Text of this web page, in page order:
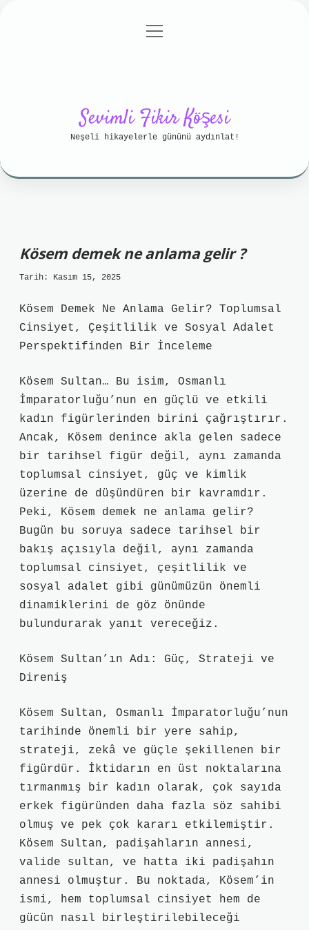
Gizlilik Politikası
menüyü
Sevimli Fikir Köşesi
Neşeli hikayelerle gününü aydınlat!
Kösem demek ne anlama gelir ?
Tarih: Kasım 15, 2025
Kösem Demek Ne Anlama Gelir? Toplumsal
Cinsiyet, Çeşitlilik ve Sosyal Adalet
Perspektifinden Bir İnceleme
Kösem Sultan… Bu isim, Osmanlı
İmparatorluğu’nun en güçlü ve etkili
kadın figürlerinden birini çağrıştırır.
Ancak, Kösem denince akla gelen sadece
bir tarihsel figür değil, aynı zamanda
toplumsal cinsiyet, güç ve kimlik
üzerine de düşündüren bir kavramdır.
Peki, Kösem demek ne anlama gelir?
Bugün bu soruya sadece tarihsel bir
bakış açısıyla değil, aynı zamanda
toplumsal cinsiyet, çeşitlilik ve
sosyal adalet gibi günümüzün önemli
dinamiklerini de göz önünde
bulundurarak yanıt vereceğiz.
Kösem Sultan’ın Adı: Güç, Strateji ve
Direniş
Kösem Sultan, Osmanlı İmparatorluğu’nun
tarihinde önemli bir yere sahip,
strateji, zekâ ve güçle şekillenen bir
figürdür. İktidarın en üst noktalarına
tırmanmış bir kadın olarak, çok sayıda
erkek figüründen daha fazla söz sahibi
olmuş ve pek çok kararı etkilemiştir.
Kösem Sultan, padişahların annesi,
valide sultan, ve hatta iki padişahın
annesi olmuştur. Bu noktada, Kösem’in
ismi, hem toplumsal cinsiyet hem de
gücün nasıl birleştirilebileceği